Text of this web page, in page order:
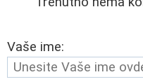
Vaše ime: